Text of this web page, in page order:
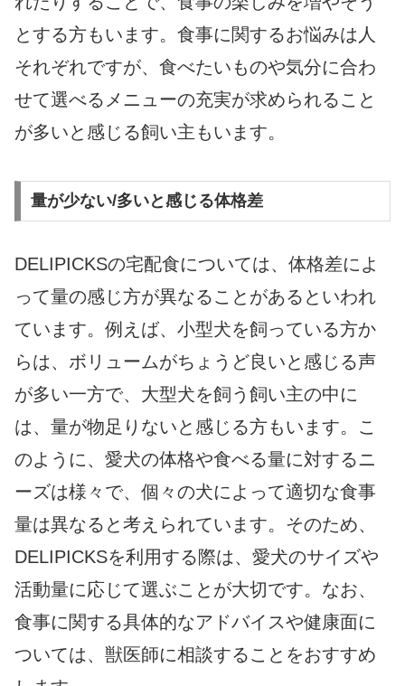
とする方もいます。食事に関するお悩みは人
それぞれですが、食べたいものや気分に合わ
せて選べるメニューの充実が求められること
が多いと感じる飼い主もいます。
量が少ない/多いと感じる体格差
DELIPICKSの宅配食については、体格差によ
って量の感じ方が異なることがあるといわれ
ています。例えば、小型犬を飼っている方か
らは、ボリュームがちょうど良いと感じる声
が多い一方で、大型犬を飼う飼い主の中に
は、量が物足りないと感じる方もいます。こ
のように、愛犬の体格や食べる量に対するニ
ーズは様々で、個々の犬によって適切な食事
量は異なると考えられています。そのため、
DELIPICKSを利用する際は、愛犬のサイズや
活動量に応じて選ぶことが大切です。なお、
食事に関する具体的なアドバイスや健康面に
ついては、獣医師に相談することをおすすめ